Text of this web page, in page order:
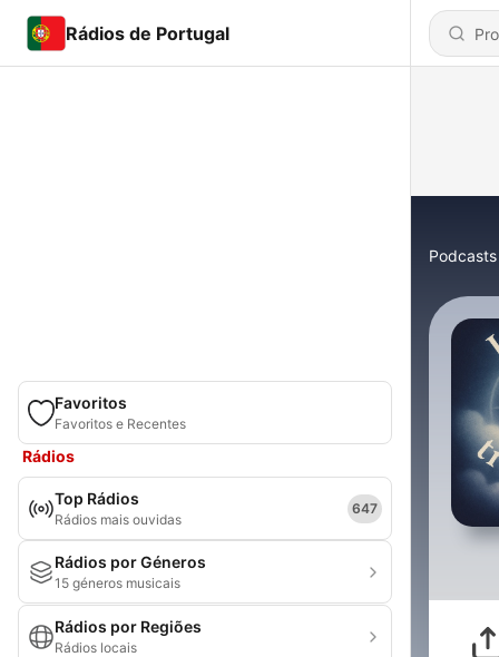
Rádios de Portugal
Favoritos
Favoritos e Recentes
Rádios
Top Rádios
Rádios mais ouvidas
647
Rádios por Géneros
15 géneros musicais
Rádios por Regiões
Rádios locais
Podcasts